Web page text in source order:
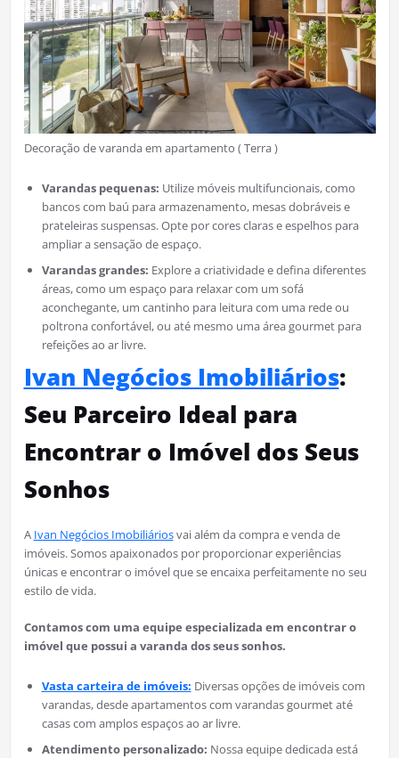
Decoração de varanda em apartamento ( Terra )
Varandas pequenas: Utilize móveis multifuncionais, como
bancos com baú para armazenamento, mesas dobráveis e
prateleiras suspensas. Opte por cores claras e espelhos para
ampliar a sensação de espaço.
Varandas grandes: Explore a criatividade e defina diferentes
áreas, como um espaço para relaxar com um sofá
aconchegante, um cantinho para leitura com uma rede ou
poltrona confortável, ou até mesmo uma área gourmet para
refeições ao ar livre.
Ivan Negócios Imobiliários:
Seu Parceiro Ideal para
Encontrar o Imóvel dos Seus
Sonhos
A Ivan Negócios Imobiliáriosvai além da compra e venda de
imóveis. Somos apaixonados por proporcionar experiências
únicas e encontrar o imóvel que se encaixa perfeitamente no seu
estilo de vida.
Contamos com uma equipe especializada em encontrar o
imóvel que possui a varanda dos seus sonhos.
Vasta carteira de imóveis: Diversas opções de imóveis com
varandas, desde apartamentos com varandas gourmet até
casas com amplos espaços ao ar livre.
Atendimento personalizado: Nossa equipe dedicada está